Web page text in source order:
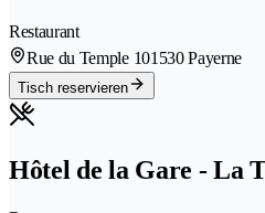
Restaurant
Rue du Temple 101530 Payerne
Tisch reservieren
Hôtel de la Gare - La